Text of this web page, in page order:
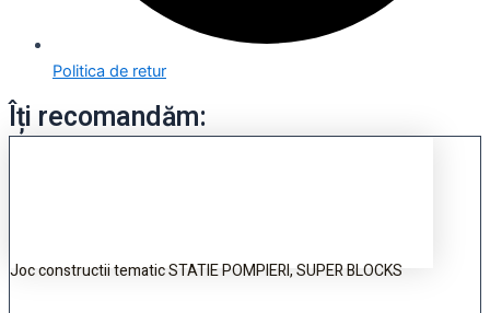
Politica de retur
Îți recomandăm:
Joc constructii tematic STATIE POMPIERI, SUPER BLOCKS